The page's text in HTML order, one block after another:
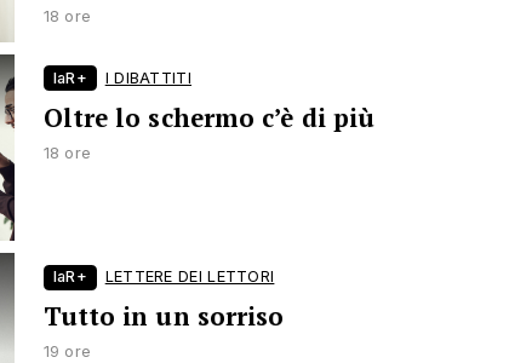
18 ore
laR+ I DIBATTITI
Oltre lo schermo c’è di più
18 ore
laR+ LETTERE DEI LETTORI
Tutto in un sorriso
19 ore